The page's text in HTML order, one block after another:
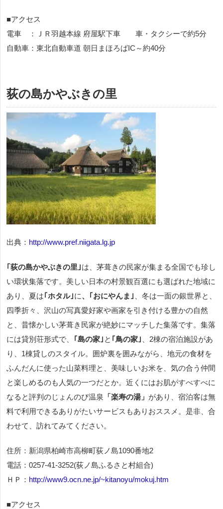
■アクセス
電車 ：ＪＲ羽越本線 府屋駅下車 車・タクシーで約5分
自動車：東北自動車道 朝日まほろばIC～約40分
荻の島かやぶきの里
出典： http://www.pref.niigata.lg.jp
｢荻の島かやぶきの里｣は、茅葺きの民家が集まる全国でも珍し
い環状集落です。美しい日本の村景観百選にも選ばれた地域に
あり、夏は｢ホタル｣に、｢おにやんま｣
、冬は一面の銀世界と、
四季折々、沢山の写真愛好家や画家を引き付ける豊かの自然
と、昔懐かしい茅葺き民家が絶妙にマッチした集落です。集落
には貸別荘形式で、
｢島の家｣ と ｢鳥の家｣
、2棟の宿泊施設があ
り、1棟貸しのスタイル。囲炉裏を囲みながら、地元の食材を
ふんだんに使った山菜料理と、美味しいお米を、気の合う仲間
と楽しめるのも人気の一つだとか。近くにはお肌がすべすべに
なると評判のじょんのび温泉
「楽寿の湯」 があり、宿泊客は無
料で利用できるありがたいサービスもありおススメ。是非、合
わせて、訪れてみてください。
住所：新潟県柏崎市高柳町荻ノ島1090番地2
電話：0257-41-3252(荻ノ島ふるさと村組合)
ＨＰ： http://www9.ocn.ne.jp/~kitanoyu/mokuj.htm
■アクセス